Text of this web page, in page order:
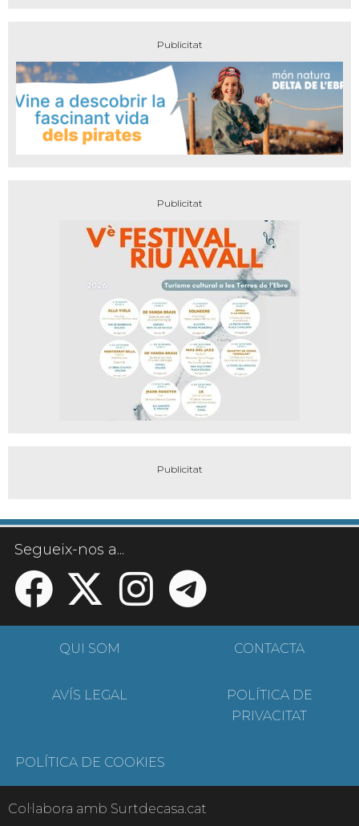
Segueix-nos a...
QUI SOM CONTACTA
AVÍS LEGAL
POLÍTICA DE
PRIVACITAT
POLÍTICA DE COOKIES
Col·labora amb Surtdecasa.cat